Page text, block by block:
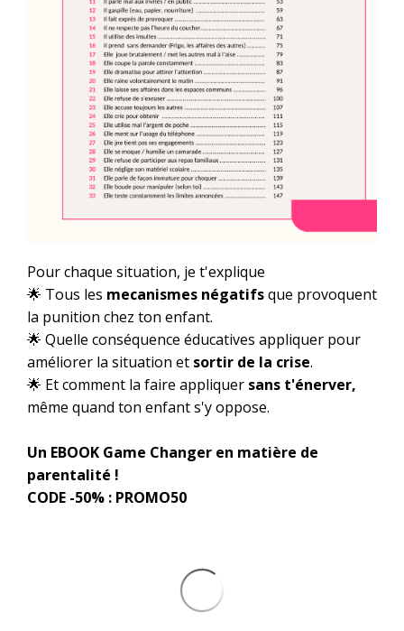
Pour chaque situation, je t'explique
🌟 Tous les mecanismes négatifsque provoquent
la punition chez ton enfant.
🌟 Quelle conséquence éducatives appliquer pour
améliorer la situation et sortir de la crise.
🌟 Et comment la faire appliquer sans t'énerver,
même quand ton enfant s'y oppose.
Un EBOOK Game Changer en matière de
parentalité !
CODE -50% : PROMO50